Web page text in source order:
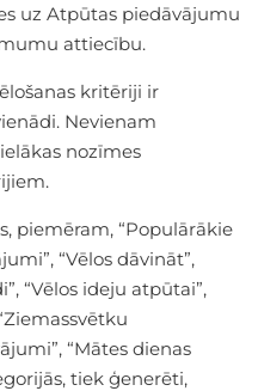
uz Atpūtas piedāvājumu
attiecību.
kritēriji ir
Nevienam
nozīmes
piemēram, “Populārākie
“Vēlos dāvināt”,
“Vēlos ideju atpūtai”,
“Mātes dienas
tiek ģenerēti,